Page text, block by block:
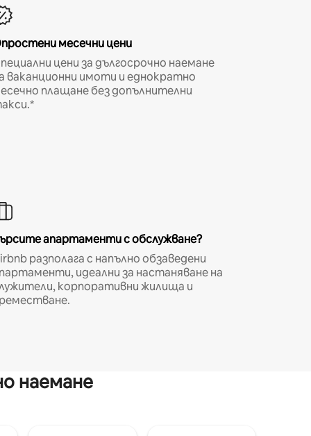
месечни цени
цени за дългосрочно наемане
ваканционни имоти и еднократно
плащане без допълнителни
апартаменти с обслужване?
разполага с напълно обзаведени
идеални за настаняване на
корпоративни жилища и
наемане